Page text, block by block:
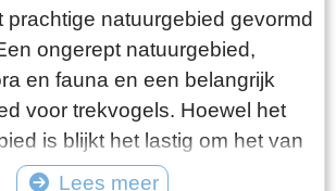
een belangrijke functie als
overstromingen vanuit zee.
dijken werden ze, ontdaan
het grootste deel weer
vruchtbare grond naar elders
rigoureus deze vorm van
prachtige natuurgebied gevormd
ongerept natuurgebied,
en fauna en een belangrijk
voor trekvogels. Hoewel het
is blijkt het lastig om het van
en ervaren. Natuurlijk kun je in
Lees meer